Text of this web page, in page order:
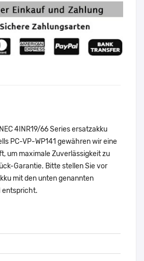
4INR19/66 Series ersatzakku
PC-VP-WP141 gewähren wir eine
um maximale Zuverlässigkeit zu
Garantie. Bitte stellen Sie vor
mit den unten genannten
entspricht.